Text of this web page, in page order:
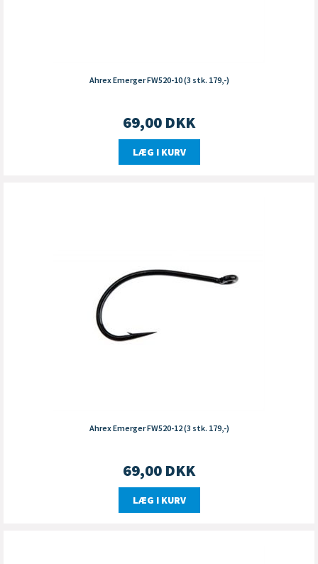
Ahrex Emerger FW520-10 (3 stk. 179,-)
69,00 DKK
LÆG I KURV
Ahrex Emerger FW520-12 (3 stk. 179,-)
69,00 DKK
LÆG I KURV